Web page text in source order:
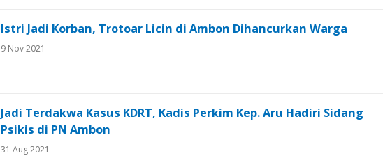
Istri Jadi Korban, Trotoar Licin di Ambon Dihancurkan Warga
9 Nov 2021
Jadi Terdakwa Kasus KDRT, Kadis Perkim Kep. Aru Hadiri Sidang
Psikis di PN Ambon
31 Aug 2021